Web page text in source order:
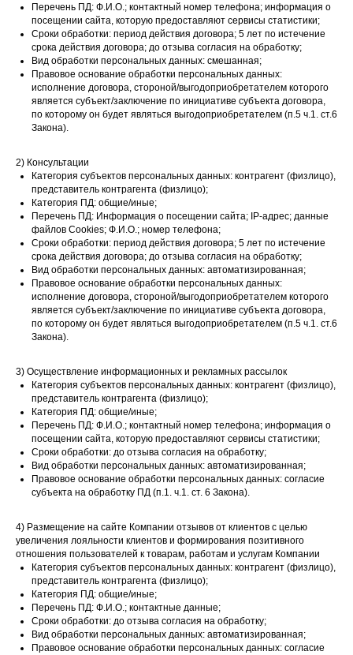
Перечень ПД: Ф.И.О.; контактный номер телефона; информация о
посещении сайта, которую предоставляют сервисы статистики;
Сроки обработки: период действия договора; 5 лет по истечение
срока действия договора; до отзыва согласия на обработку;
Вид обработки персональных данных: смешанная;
Правовое основание обработки персональных данных:
исполнение договора, стороной/выгодоприобретателем которого
является субъект/заключение по инициативе субъекта договора,
по которому он будет являться выгодоприобретателем (п.5 ч.1. ст.6
Закона).
2) Консультации
Категория субъектов персональных данных: контрагент (физлицо),
представитель контрагента (физлицо);
Категория ПД: общие/иные;
Перечень ПД: Информация о посещении сайта; IP-адрес; данные
файлов Cookies; Ф.И.O.; номер телефона;
Сроки обработки: период действия договора; 5 лет по истечение
срока действия договора; до отзыва согласия на обработку;
Вид обработки персональных данных: автоматизированная;
Правовое основание обработки персональных данных:
исполнение договора, стороной/выгодоприобретателем которого
является субъект/заключение по инициативе субъекта договора,
по которому он будет являться выгодоприобретателем (п.5 ч.1. ст.6
Закона).
3) Осуществление информационных и рекламных рассылок
Категория субъектов персональных данных: контрагент (физлицо),
представитель контрагента (физлицо);
Категория ПД: общие/иные;
Перечень ПД: Ф.И.О.; контактный номер телефона; информация о
посещении сайта, которую предоставляют сервисы статистики;
Сроки обработки: до отзыва согласия на обработку;
Вид обработки персональных данных: автоматизированная;
Правовое основание обработки персональных данных: согласие
субъекта на обработку ПД (п.1. ч.1. ст. 6 Закона).
4) Размещение на сайте Компании отзывов от клиентов с целью
увеличения лояльности клиентов и формирования позитивного
отношения пользователей к товарам, работам и услугам Компании
Категория субъектов персональных данных: контрагент (физлицо),
представитель контрагента (физлицо);
Категория ПД: общие/иные;
Перечень ПД: Ф.И.О.; контактные данные;
Сроки обработки: до отзыва согласия на обработку;
Вид обработки персональных данных: автоматизированная;
Правовое основание обработки персональных данных: согласие